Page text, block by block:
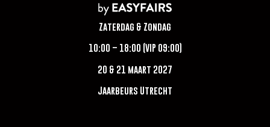
Zaterdag & Zondag
10:00 – 18:00 (VIP 09:00)
20 & 21 maart 2027
Jaarbeurs Utrecht